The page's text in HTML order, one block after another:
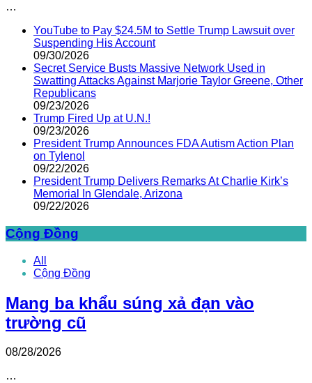
…
YouTube to Pay $24.5M to Settle Trump Lawsuit over
Suspending His Account
09/30/2026
Secret Service Busts Massive Network Used in
Swatting Attacks Against Marjorie Taylor Greene, Other
Republicans
09/23/2026
Trump Fired Up at U.N.!
09/23/2026
President Trump Announces FDA Autism Action Plan
on Tylenol
09/22/2026
President Trump Delivers Remarks At Charlie Kirk’s
Memorial In Glendale, Arizona
09/22/2026
Cộng Đồng
All
Cộng Đồng
Mang ba khẩu súng xả đạn vào
trường cũ
08/28/2026
…